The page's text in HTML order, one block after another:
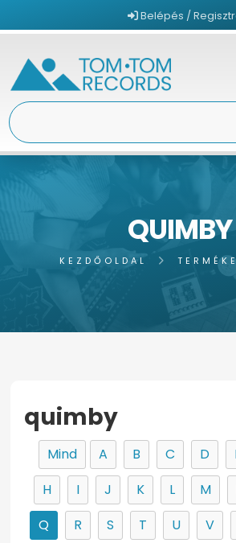
Belépés /
QUIMBY
KEZDŐOLDAL
quimby
Mind A B C D
H
I J K L M
Q
R S T U V